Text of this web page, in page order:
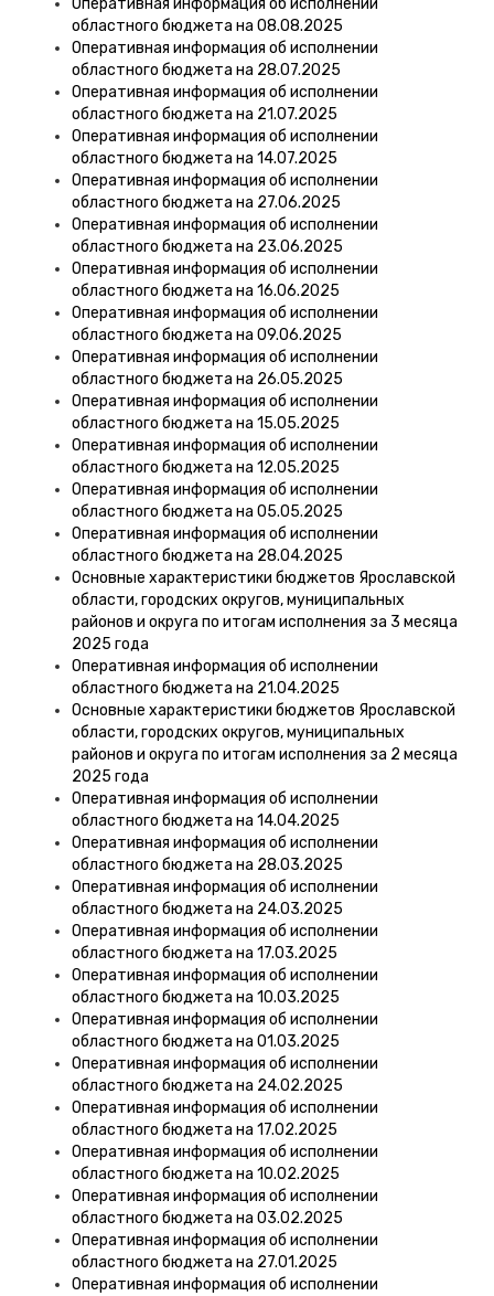
Оперативная информация об исполнении
областного бюджета на 08.08.2025
Оперативная информация об исполнении
областного бюджета на 28.07.2025
Оперативная информация об исполнении
областного бюджета на 21.07.2025
Оперативная информация об исполнении
областного бюджета на 14.07.2025
Оперативная информация об исполнении
областного бюджета на 27.06.2025
Оперативная информация об исполнении
областного бюджета на 23.06.2025
Оперативная информация об исполнении
областного бюджета на 16.06.2025
Оперативная информация об исполнении
областного бюджета на 09.06.2025
Оперативная информация об исполнении
областного бюджета на 26.05.2025
Оперативная информация об исполнении
областного бюджета на 15.05.2025
Оперативная информация об исполнении
областного бюджета на 12.05.2025
Оперативная информация об исполнении
областного бюджета на 05.05.2025
Оперативная информация об исполнении
областного бюджета на 28.04.2025
Основные характеристики бюджетов Ярославской
области, городских округов, муниципальных
районов и округа по итогам исполнения за 3 месяца
2025 года
Оперативная информация об исполнении
областного бюджета на 21.04.2025
Основные характеристики бюджетов Ярославской
области, городских округов, муниципальных
районов и округа по итогам исполнения за 2 месяца
2025 года
Оперативная информация об исполнении
областного бюджета на 14.04.2025
Оперативная информация об исполнении
областного бюджета на 28.03.2025
Оперативная информация об исполнении
областного бюджета на 24.03.2025
Оперативная информация об исполнении
областного бюджета на 17.03.2025
Оперативная информация об исполнении
областного бюджета на 10.03.2025
Оперативная информация об исполнении
областного бюджета на 01.03.2025
Оперативная информация об исполнении
областного бюджета на 24.02.2025
Оперативная информация об исполнении
областного бюджета на 17.02.2025
Оперативная информация об исполнении
областного бюджета на 10.02.2025
Оперативная информация об исполнении
областного бюджета на 03.02.2025
Оперативная информация об исполнении
областного бюджета на 27.01.2025
Оперативная информация об исполнении